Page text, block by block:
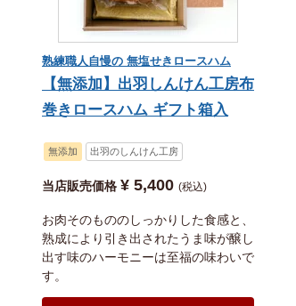
熟練職人自慢の 無塩せきロースハム
【無添加】出羽しんけん工房布
巻きロースハム ギフト箱入
無添加 出羽のしんけん工房
当店販売価格 ¥ 5,400 税込
お肉そのもののしっかりした食感と、
熟成により引き出されたうま味が醸し
出す味のハーモニーは至福の味わいで
す。